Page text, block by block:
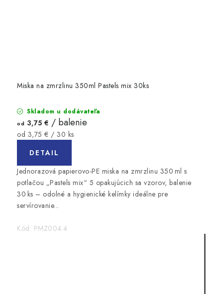
Miska na zmrzlinu 350ml Pastels mix 30ks
Skladom u dodávateľa
od 3,75 € / balenie
Jednotková
od 3,75 € / 30 ks
DETAIL
Jednorazová papierovo-PE miska na zmrzlinu 350 ml s
potlačou „Pastels mix“ 5 opakujúcich sa vzorov, balenie
30 ks – odolné a hygienické kelímky ideálne pre
servírovanie...
Kód: PMZ004.4